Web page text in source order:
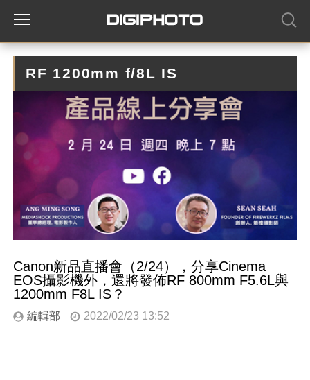
RF 1200mm f/8L IS
Canon新品直播會（2/24），分享Cinema
EOS攝影機外，還將發佈RF 800mm F5.6L與
1200mm F8L IS？
編輯部 2022/02/23 13:52